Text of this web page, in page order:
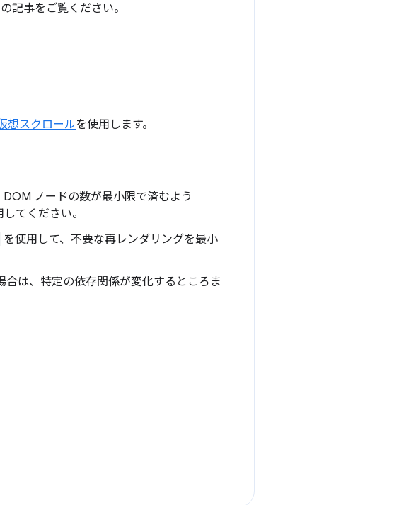
の記事をご覧ください。
想スクロールを使用します。
ノードの数が最小限で済むよう
てください。
を使用して、不要な再レンダリングを最小
合は、特定の依存関係が変化するところま